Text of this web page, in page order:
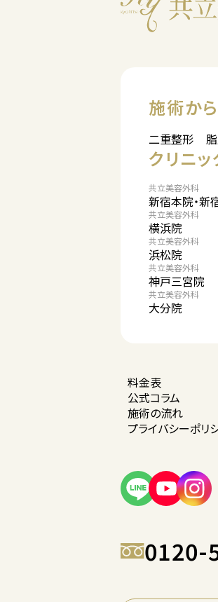
施術か
二重整形
クリニ
共立美容外科
新宿本院・新
共立美容外科
横浜院
共立美容外科
浜松院
共立美容外科
神戸三宮院
共立美容外科
大分院
料金表
公式コラム
施術の流れ
プライバシーポリ
0120-